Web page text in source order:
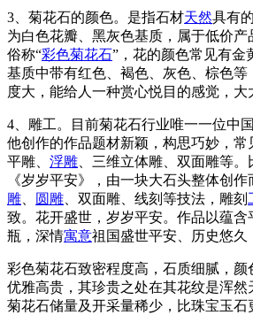
3、菊花石的颜色。是指石材天然具有
为白色花瓣、黑灰色基质，属于低价产
俗称“彩色菊花石”，花的颜色常见有金
基质中带有红色、褐色、灰色、棕色等
度大，能给人一种赏心悦目的感觉，大
4、雕工。目前菊花石行业唯一一位中
他创作的作品题材新颖，构思巧妙，常
平雕、 浮雕 、三维立体雕、双面雕等。
《岁岁平安》，由一块大石头整体创
雕
圆雕 、双面雕、线刻等技法，雕刻
致。花开盛世，岁岁平安。作品以蕴
瓶，深情寓意祖国盛世平安、历史悠久
彩色菊花石致密程度高，石质细腻，颜
优雅高贵，其珍贵之处在其花纹是浑
菊花石储量及开采量稀少，比珠宝玉石